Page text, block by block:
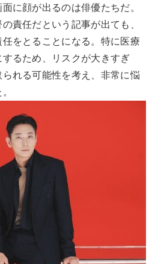
に顔が出るのは俳優たちだ。
責任だという記事が出ても、
をとることになる。特に医療
するため、リスクが大きすぎ
れる可能性を考え、非常に悩